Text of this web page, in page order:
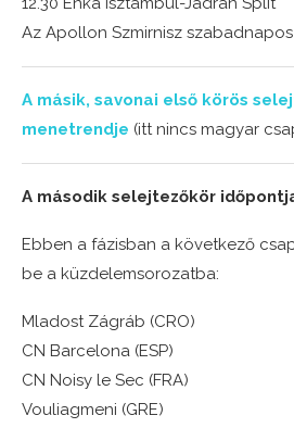
Az Apollon Szmirnisz szabadnapos
A másik, savonai első körös
menetrendje (itt nincs magyar
A második selejtezőkör
Ebben a fázisban a következő
be a küzdelemsorozatba:
Mladost Zágráb (CRO)
CN Barcelona (ESP)
CN Noisy le Sec (FRA)
Vouliagmeni (GRE)